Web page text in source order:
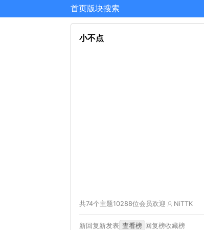
首页版块搜索
小不点
共74个主题10288位会员欢迎 NiTTK
新回复 新发表 查看榜 回复榜收藏榜